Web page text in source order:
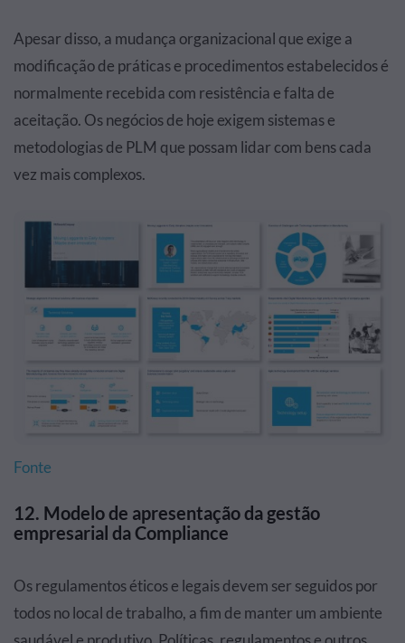
Apesar disso, a mudança organizacional que exige a
modificação de práticas e procedimentos estabelecidos é
normalmente recebida com resistência e falta de
aceitação. Os negócios de hoje exigem sistemas e
metodologias de PLM que possam lidar com bens cada
vez mais complexos.
Fonte
12. Modelo de apresentação da gestão
empresarial da Compliance
Os regulamentos éticos e legais devem ser seguidos por
todos no local de trabalho, a fim de manter um ambiente